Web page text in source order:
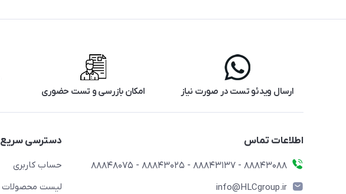
ارسال ویدئو تست در صورت نیاز امکان بازرسی و تست حضوری
اطلاعات تماس
88843088 - 88843137 - 88843025 - 88848075
info@HLCgroup.ir
دسترسی سریع
حساب کاربری
لیست محصولات